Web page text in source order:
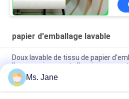
papier d'emballage lavable
Doux lavable de tissu de papier
l'usure qui respecte l'environnement
Petit pain de papier non lavé original
de tissu d'usage 0.55mm
Ms. Jane